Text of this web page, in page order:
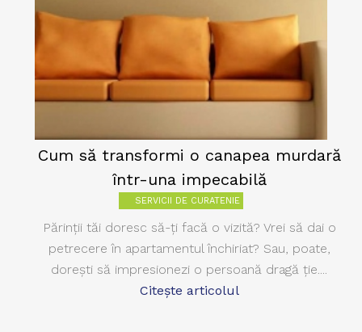
Cum să transformi o canapea murdară
într-una impecabilă
SERVICII DE CURATENIE
Părinţii tăi doresc să-ţi facă o vizită? Vrei să dai o
petrecere în apartamentul închiriat? Sau, poate,
doreşti să impresionezi o persoană dragă ţie....
Citește articolul